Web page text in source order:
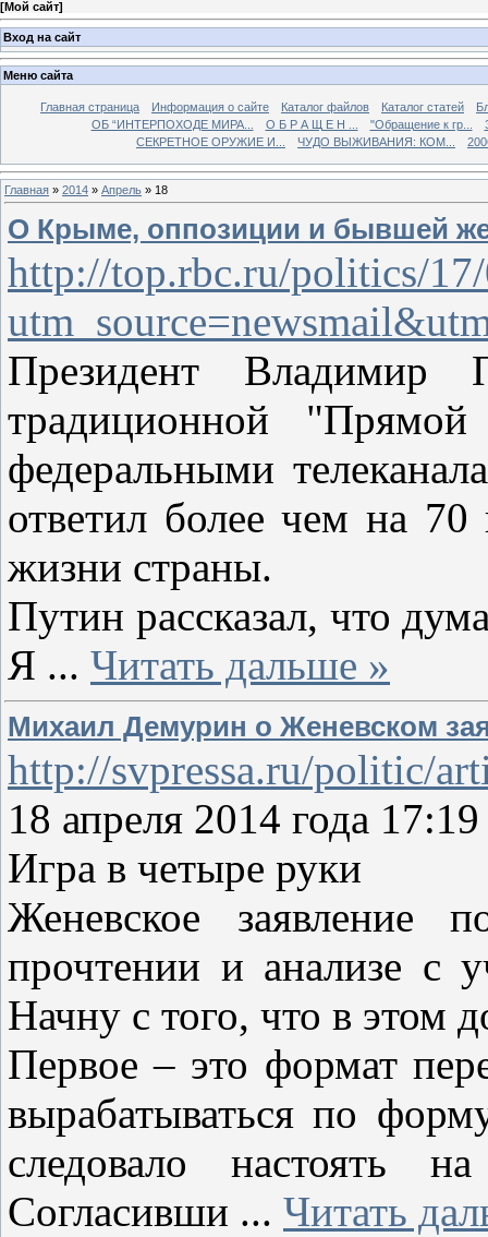
[Мой сайт]
Вход на сайт
Меню сайта
Главная страница Информация о сайте Каталог файлов Каталог статей
ОБ “ИНТЕРПОХОДЕ МИРА...
О Б Р А Щ Е Н ... "Обращение к гр...
СЕКРЕТНОЕ ОРУЖИЕ И...
ЧУДО ВЫЖИВАНИЯ: КОМ...
Главная » 2014 » Апрель » 18
О Крыме, оппозиции и бывшей
http://top.rbc.ru/politics/
Президент
традиционной
федеральными
ответил более чем на
жизни страны.
Путин рассказал, что
Я ... Читать дальше »
Михаил Демурин о Женевском
http://svpressa.ru/politic/
18 апреля 2014 года
Игра в четыре руки
Женевское заявление
прочтении и анализе с
Начну с того, что в этом
Первое – это формат
вырабатываться по
следовало настоять
Согласивши ... Читать